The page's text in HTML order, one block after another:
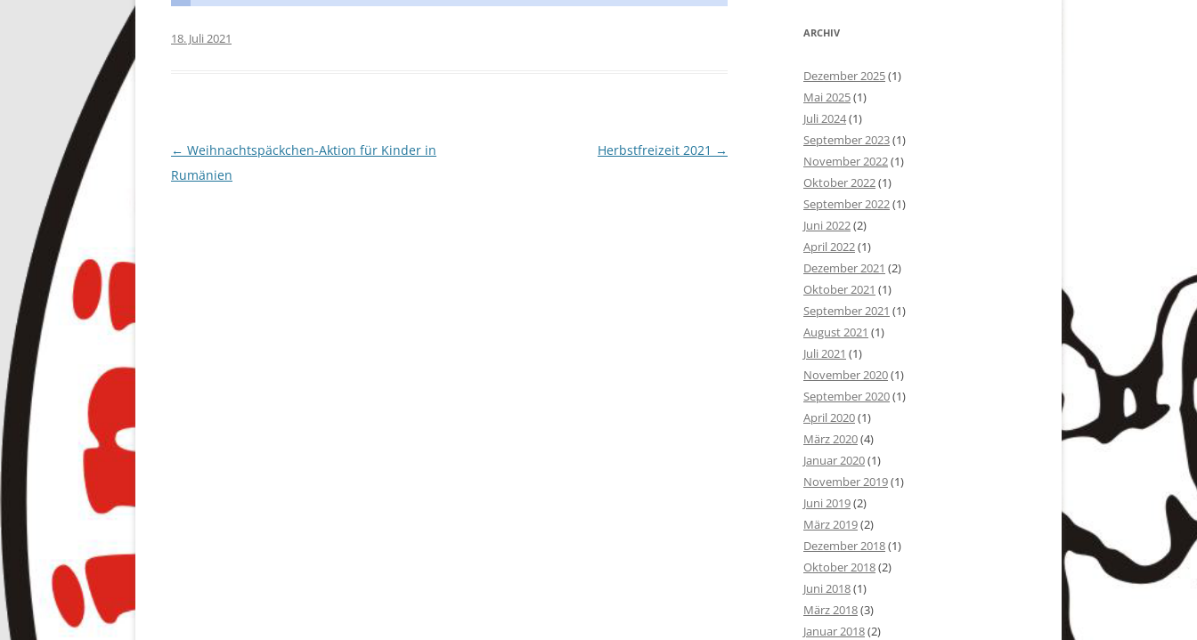
18. Juli 2021
Beitragsnavigation
← Weihnachtspäckchen-Aktion für Kinder in
Rumänien
Herbstfreizeit 2021 →
ARCHIV
Dezember 2025(1)
Mai 2025(1)
Juli 2024(1)
September 2023(1)
November 2022(1)
Oktober 2022(1)
September 2022(1)
Juni 2022(2)
April 2022(1)
Dezember 2021 (2)
Oktober 2021 (1)
September 2021 (1)
August 2021 (1)
Juli 2021 (1)
November 2020(1)
September 2020(1)
April 2020(1)
März 2020(4)
Januar 2020(1)
November 2019(1)
Juni 2019(2)
März 2019(2)
Dezember 2018(1)
Oktober 2018(2)
Juni 2018(1)
März 2018(3)
Januar 2018(2)